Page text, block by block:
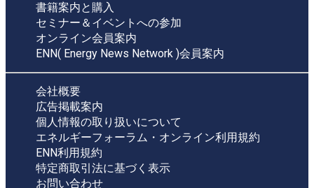
書籍案内と購入
セミナー＆イベントへの参加
オンライン会員案内
ENN( Energy News Network )会員案内
会社概要
広告掲載案内
個人情報の取り扱いについて
エネルギーフォーラム・オンライン利用規約
ENN利用規約
特定商取引法に基づく表示
お問い合わせ